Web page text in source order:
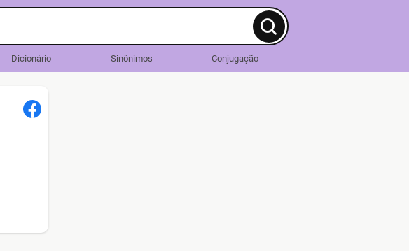
Dicionário Sinônimos Conjugação